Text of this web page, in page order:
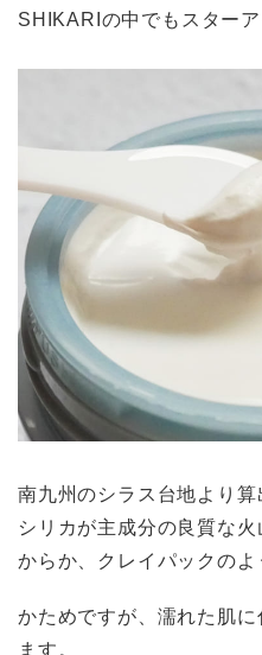
SHIKARIの中でもスターア
南九州のシラス台地より
シリカが主成分の良質な
からか、クレイパックのよ
かためですが、濡れた肌
ます。